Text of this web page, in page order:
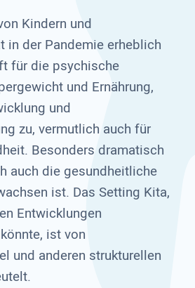
Kindern und
in der Pandemie erheblich
für die psychische
und Ernährung,
und
zu, vermutlich auch für
Besonders dramatisch
auch die gesundheitliche
ist. Das Setting Kita,
Entwicklungen
ist von
und anderen strukturellen